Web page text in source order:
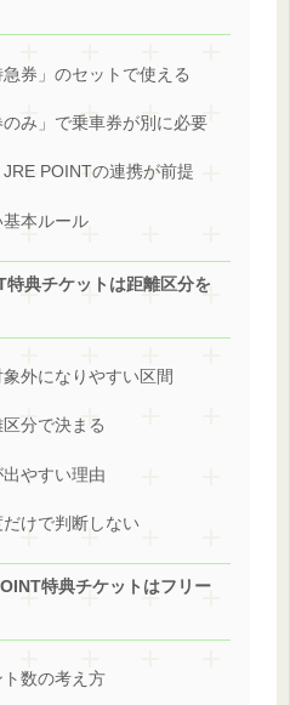
券」のセットで使える
み」で乗車券が別に必要
POINTの連携が前提
本ルール
特典チケットは距離区分を
外になりやすい区間
分で決まる
やすい理由
けで判断しない
特典チケットはフリー
数の考え方